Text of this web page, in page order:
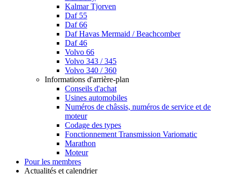
Kalmar Tjorven
Daf 55
Daf 66
Daf Havas Mermaid / Beachcomber
Daf 46
Volvo 66
Volvo 343 / 345
Volvo 340 / 360
Informations d'arrière-plan
Conseils d'achat
Usines automobiles
Numéros de châssis, numéros de service et de
moteur
Codage des types
Fonctionnement Transmission Variomatic
Marathon
Moteur
Pour les membres
Actualités et calendrier